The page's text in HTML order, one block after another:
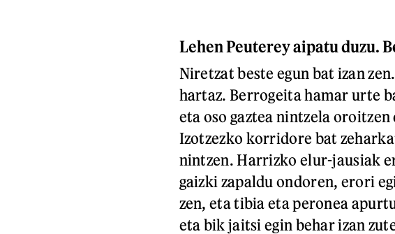
Lehen Peuterey aipatu duzu.
Niretzat beste egun bat izan
hartaz. Berrogeita hamar urte
eta oso gaztea nintzela
Izotzezko korridore bat
nintzen. Harrizko elur-jausiak
gaizki zapaldu ondoren, erori
zen, eta tibia eta peronea
eta bik jaitsi egin behar izan